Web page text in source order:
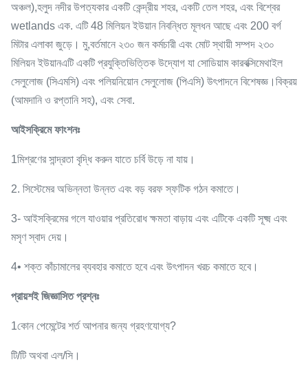
অঞ্চল),হলুদ নদীর উপত্যকার একটি কেন্দ্রীয় শহর, একটি তেল শহর, এবং বিশ্বের
wetlands এক. এটি 48 মিলিয়ন ইউয়ান নিবন্ধিত মূলধন আছে এবং 200 বর্গ
মিটার এলাকা জুড়ে। মু,বর্তমানে ২৩০ জন কর্মচারী এবং মোট স্থায়ী সম্পদ ২৩০
মিলিয়ন ইউয়ানএটি একটি প্রযুক্তিভিত্তিক উদ্যোগ যা সোডিয়াম কারবক্সিমেথাইল
সেলুলোজ (সিএমসি) এবং পলিয়নিয়োন সেলুলোজ (পিএসি) উৎপাদনে বিশেষজ্ঞ।বিক্রয়
(আমদানি ও রপ্তানি সহ), এবং সেবা.
আইসক্রিমে ফাংশনঃ
1মিশ্রণের সান্দ্রতা বৃদ্ধি করুন যাতে চর্বি উড়ে না যায়।
2. সিস্টেমের অভিন্নতা উন্নত এবং বড় বরফ স্ফটিক গঠন কমাতে।
3- আইসক্রিমের গলে যাওয়ার প্রতিরোধ ক্ষমতা বাড়ায় এবং এটিকে একটি সূক্ষ্ম এবং
মসৃণ স্বাদ দেয়।
4• শক্ত কাঁচামালের ব্যবহার কমাতে হবে এবং উৎপাদন খরচ কমাতে হবে।
প্রায়শই জিজ্ঞাসিত প্রশ্নঃ
1কোন পেমেন্টের শর্ত আপনার জন্য গ্রহণযোগ্য?
টি/টি অথবা এল/সি।